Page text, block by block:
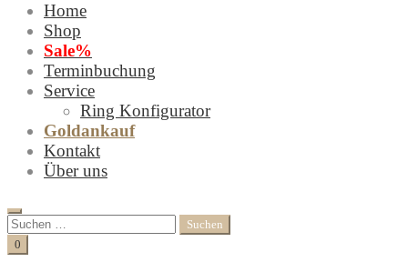
Home
Shop
Sale%
Terminbuchung
Service
Ring Konfigurator
Goldankauf
Kontakt
Über uns
Search
Suchen
nach:
Cart
0